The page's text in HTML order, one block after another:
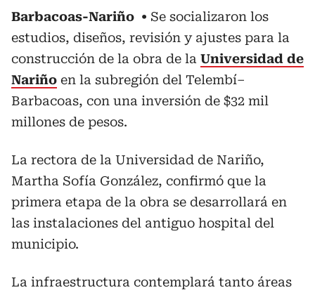
Barbacoas-Nariño
Se socializaron los
estudios, diseños, revisión y ajustes para la
construcción de la obra de la Universidad de
Nariño en la subregión del Telembí–
Barbacoas, con una inversión de $32 mil
millones de pesos.
La rectora de la Universidad de Nariño,
Martha Sofía González, confirmó que la
primera etapa de la obra se desarrollará en
las instalaciones del antiguo hospital del
municipio.
La infraestructura contemplará tanto áreas